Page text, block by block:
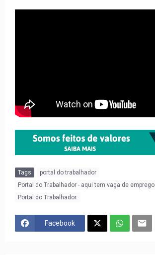
Tags
portal do trabalhador
Portal do Trabalhador - aqui tem vaga de emprego
Portal do Trabalhador.
Facebook